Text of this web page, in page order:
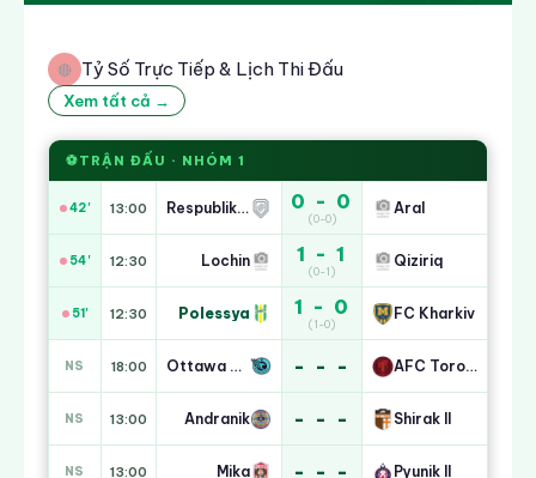
-
Série
B
2026
🔴 Tỷ Số Trực Tiếp & Lịch Thi Đấu
Xem tất cả →
⚽TRẬN ĐẤU · NHÓM 1
42' 13:00 Respublika FA 0 - 0
(0-0)
Aral
54' 12:30 Lochin 1 - 1
(0-1)
Qiziriq
51' 12:30 Polessya 1 - 0
(1-0)
FC Kharkiv
NS 18:00 Ottawa Rapid W - - - AFC Toronto W
NS 13:00 Andranik - - - Shirak II
NS 13:00 Mika - - - Pyunik II